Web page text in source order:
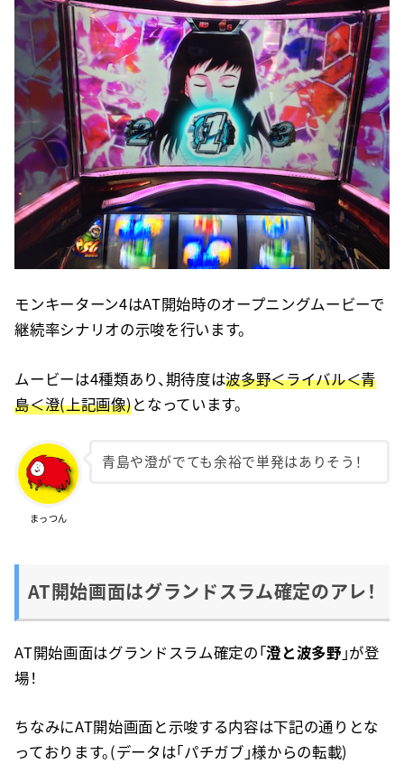
モンキーターン4はAT開始時のオープニングムービーで
継続率シナリオの示唆を行います。
ムービーは4種類あり、期待度は波多野＜ライバル＜青
島＜澄(上記画像)となっています。
まっつん
青島や澄がでても余裕で単発はありそう！
AT開始画面はグランドスラム確定のアレ！
AT開始画面はグランドスラム確定の「澄と波多野 」が登
場！
ちなみにAT開始画面と示唆する内容は下記の通りとな
っております。(データは「パチガブ」様からの転載)